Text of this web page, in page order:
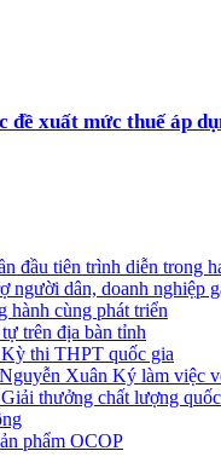
đề xuất mức thuế áp
đầu tiên trình diễn trong
người dân, doanh nghiệp
hành cùng phát triển
trên địa bàn tỉnh
thi THPT quốc gia
Xuân Ký làm việc
thưởng chất lượng
phẩm OCOP